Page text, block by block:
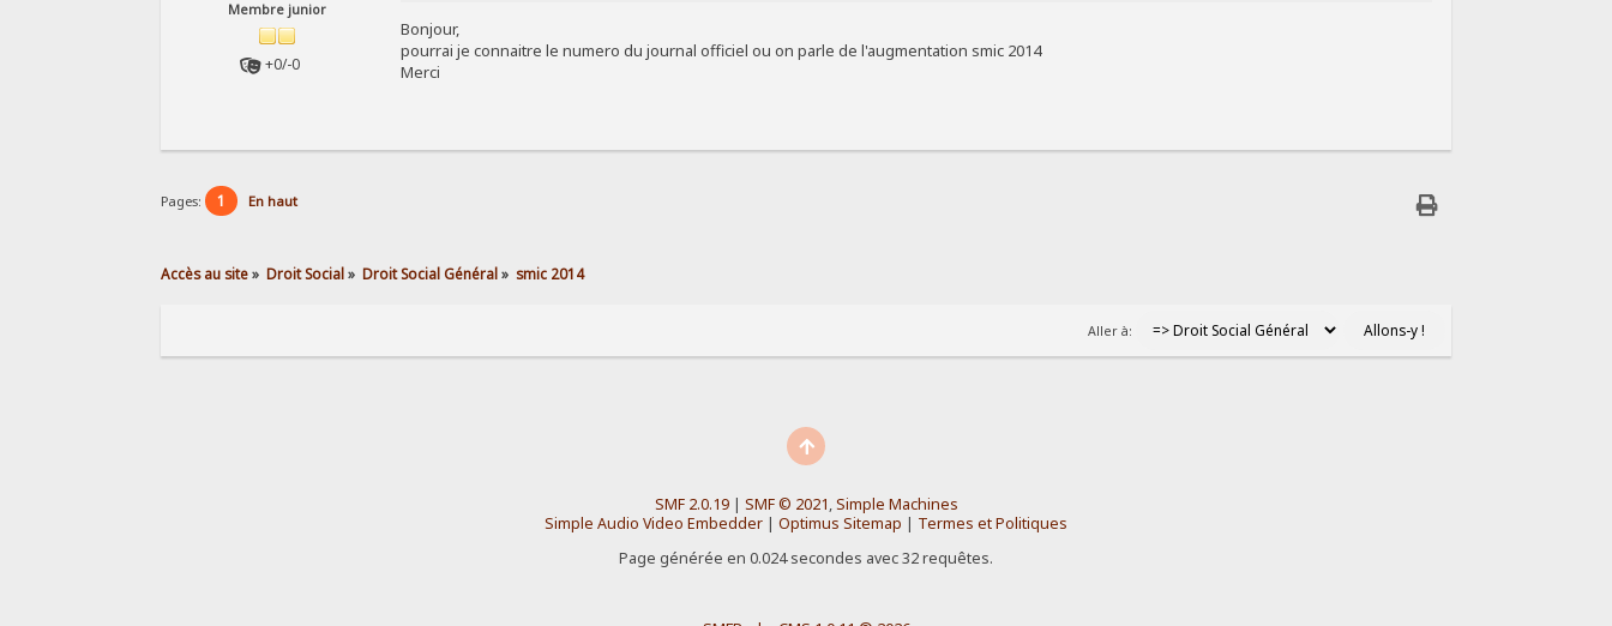
Membre junior
+0/-0
Bonjour,
pourrai je connaitre le numero du journal officiel ou on parle de l'augmentation smic 2014
Merci
Pages: 1 En haut
Accès au site» Droit Social» Droit Social Général» smic 2014
Aller à:
SMF 2.0.19| SMF © 2021,Simple Machines
Simple Audio Video Embedder | Optimus Sitemap | Termes et Politiques
Page générée en 0.024 secondes avec 32 requêtes.